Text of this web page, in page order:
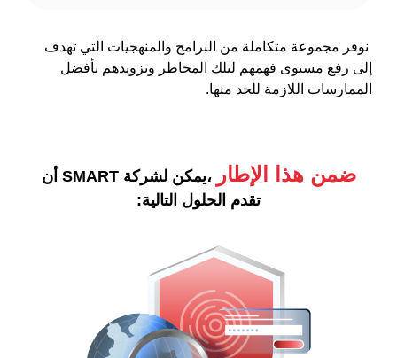
نوفر مجموعة متكاملة من البرامج والمنهجيات التي تهدف
إلى رفع مستوى فهمهم لتلك المخاطر وتزويدهم بأفضل
الممارسات اللازمة للحد منها.
ضمن هذا الإطار
،يمكن لشركة SMART أن
تقدم الحلول التالية: